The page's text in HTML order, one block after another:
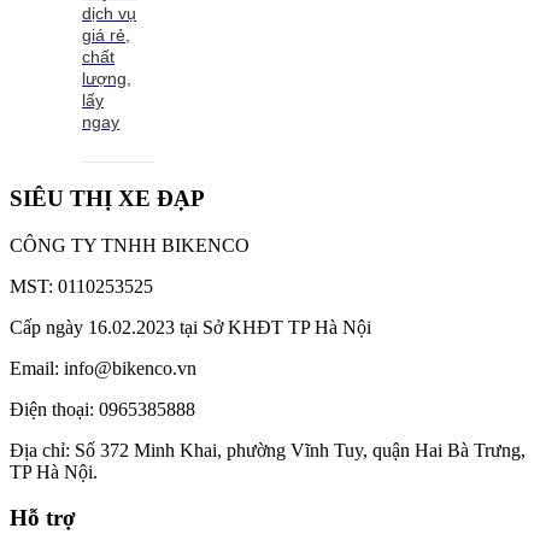
dịch vụ
giá rẻ,
chất
lượng,
lấy
ngay
SIÊU THỊ XE ĐẠP
CÔNG TY TNHH BIKENCO
MST: 0110253525
Cấp ngày 16.02.2023 tại Sở KHĐT TP Hà Nội
Email: info@bikenco.vn
Điện thoại: 0965385888
Địa chỉ: Số 372 Minh Khai, phường Vĩnh Tuy, quận Hai Bà Trưng,
TP Hà Nội.
Hỗ trợ